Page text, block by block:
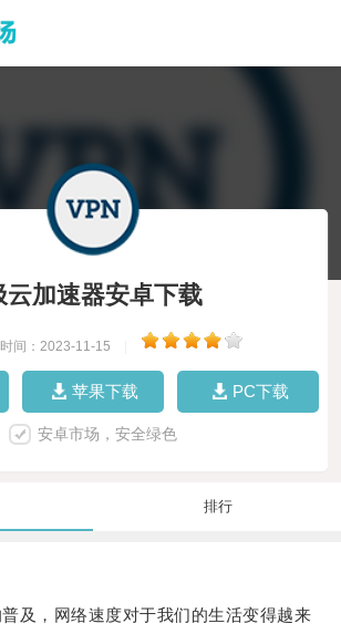
云加速器安卓下载
时间：2023-11-15
苹果下载 PC下载
安卓市场，安全绿色
排行
，网络速度对于我们的生活变得越来